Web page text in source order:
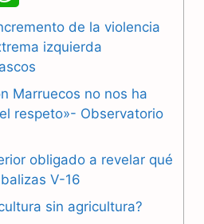
h
a
s
p
p
de la violencia
izquierda
Marruecos no nos ha
respeto»- Observatorio
obligado a revelar qué
V-16
sin agricultura?